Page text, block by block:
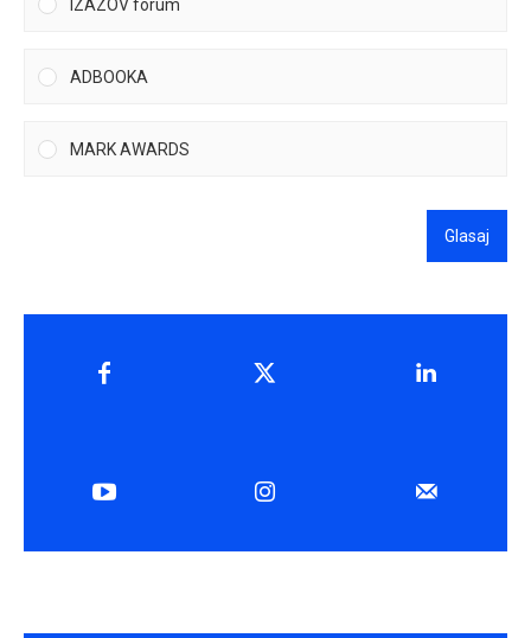
IZAZOV forum
ADBOOKA
MARK AWARDS
Glasaj